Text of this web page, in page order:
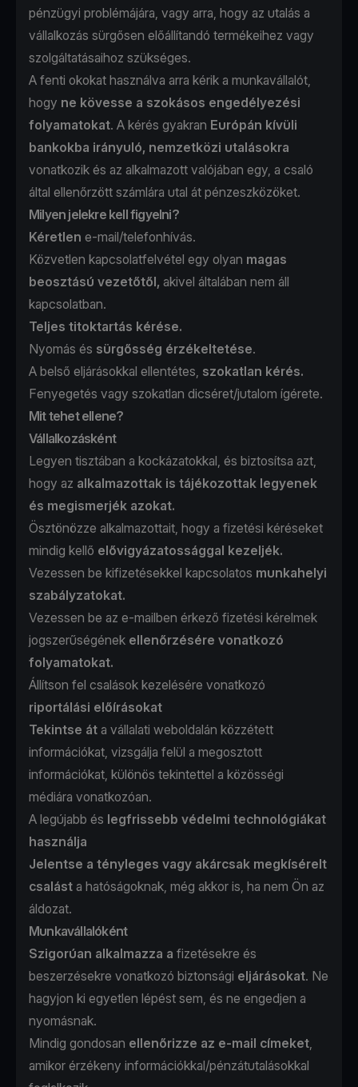
pénzügyi problémájára, vagy arra, hogy az utalás a
vállalkozás sürgősen előállítandó termékeihez vagy
szolgáltatásaihoz szükséges.
A fenti okokat használva arra kérik a munkavállalót,
hogy ne kövesse a szokásos engedélyezési
folyamatokat. A kérés gyakran Európán kívüli
bankokba irányuló, nemzetközi utalásokra
vonatkozik és az alkalmazott valójában egy, a csaló
által ellenőrzött számlára utal át pénzeszközöket.
Milyen jelekre kell figyelni?
Kéretlen e-mail/telefonhívás.
Közvetlen kapcsolatfelvétel egy olyan magas
beosztású vezetőtől, akivel általában nem áll
kapcsolatban.
Teljes titoktartás kérése.
Nyomás és sürgősség érzékeltetése.
A belső eljárásokkal ellentétes, szokatlan kérés.
Fenyegetés vagy szokatlan dicséret/jutalom ígérete.
Mit tehet ellene?
Vállalkozásként
Legyen tisztában a kockázatokkal, és biztosítsa azt,
hogy az alkalmazottak is tájékozottak legyenek
és megismerjék azokat.
Ösztönözze alkalmazottait, hogy a fizetési kéréseket
mindig kellő elővigyázatossággal kezeljék.
Vezessen be kifizetésekkel kapcsolatos munkahelyi
szabályzatokat.
Vezessen be az e-mailben érkező fizetési kérelmek
jogszerűségének ellenőrzésére vonatkozó
folyamatokat.
Állítson fel csalások kezelésére vonatkozó
riportálási előírásokat
Tekintse át a vállalati weboldalán közzétett
információkat, vizsgálja felül a megosztott
információkat, különös tekintettel a közösségi
médiára vonatkozóan.
A legújabb és legfrissebb védelmi technológiákat
használja
Jelentse a tényleges vagy akárcsak megkísérelt
csalást a hatóságoknak, még akkor is, ha nem Ön az
áldozat.
Munkavállalóként
Szigorúan alkalmazza a fizetésekre és
beszerzésekre vonatkozó biztonsági eljárásokat. Ne
hagyjon ki egyetlen lépést sem, és ne engedjen a
nyomásnak.
Mindig gondosan ellenőrizze az e-mail címeket,
amikor érzékeny információkkal/pénzátutalásokkal